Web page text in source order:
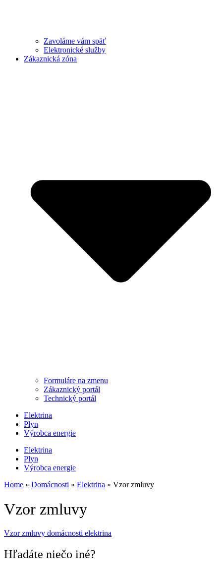
Zavoláme vám späť
Elektronické služby
Zákaznická zóna
Formuláre na zmenu
Zákaznický portál
Technický portál
Elektrina
Plyn
Výrobca energie
Elektrina
Plyn
Výrobca energie
Home » Domácnosti » Elektrina » Vzor zmluvy
Vzor zmluvy
Vzor zmluvy domácnosti elektrina
Hľadáte niečo iné?